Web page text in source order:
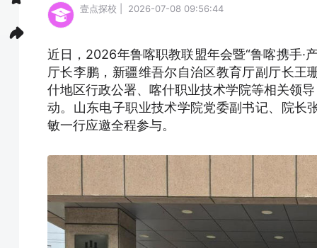
壹点探校 | 2026-07-08 09:56:44
近日，2026年鲁喀职教联盟年会暨“鲁喀携手·
厅长李鹏，新疆维吾尔自治区教育厅副厅长王
什地区行政公署、喀什职业技术学院等相关领
动。山东电子职业技术学院党委副书记、院长
敏一行应邀全程参与。